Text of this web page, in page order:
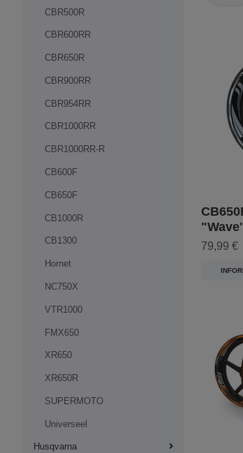
CBR500R
CBR600RR
CBR650R
CBR900RR
CBR954RR
CBR1000RR
CBR1000RR-R
CB600F
CB650F
CB1000R
CB1300
Hornet
NC750X
VTR1000
FMX650
XR650
XR650R
SUPERMOTO
Universeel
Husqvarna
79,99 €